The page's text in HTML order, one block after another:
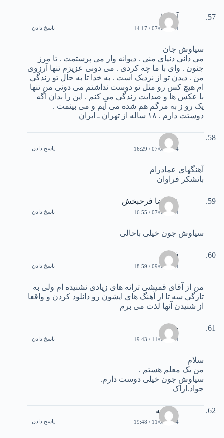
آناهيتا
07/03/2004 / 14:17 پاسخ دادن
سياوش جان
می دانی دنيای منی . ديوانه وار می پرستمت . تا مرز
جنون . وای با ما چه کردی . می دونی عزيزم تنها آرزوی
من . ديدن تو از نزديک است . به خدا تا به حال تو زندگی
ام هيچ کس رو مثل تو دوست نداشتم می دونی من تنها
با عکس ها و صدايت زندگی می کنم . اين را بدان اگه
يک رو ز به مرگم هم شده می آيم و می بينمت .
دوستت دارم . ۱۸ ساله از تهران ـ ايران
وحید
07/03/2004 / 16:29 پاسخ دادن
آهنگهای عمادرام
باتشکر فراوان
علیرضا فرحبخش
07/03/2004 / 16:55 پاسخ دادن
سیاوش جون خیلی باحالی
فرید
09/03/2004 / 18:59 پاسخ دادن
من از آقای قمیشی ترانه های زیادی نشنیده ام ولی به
تازگی سه تا از آهنگ های ایشون رو دانلود کردن و واقعا
از شنیدن آنها لذت می برم
جواد
11/03/2004 / 19:43 پاسخ دادن
سلام
من یک معلم هستم .
سیاوش جون خیلی دوست دارم.
جواد.اراک
مرضيه
11/03/2004 / 19:48 پاسخ دادن